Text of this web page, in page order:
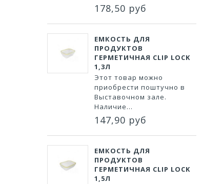
178,50 руб
ЕМКОСТЬ ДЛЯ
ПРОДУКТОВ
ГЕРМЕТИЧНАЯ CLIP LOCK
1,3Л
Этот товар можно
приобрести поштучно в
Выставочном зале.
Наличие...
147,90 руб
ЕМКОСТЬ ДЛЯ
ПРОДУКТОВ
ГЕРМЕТИЧНАЯ CLIP LOCK
1,5Л